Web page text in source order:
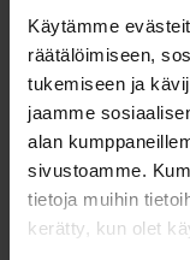
Käytämme
räätälöimiseen,
tukemiseen ja
jaamme
alan
sivustoamme.
tietoja muihin
kerätty, kun olet